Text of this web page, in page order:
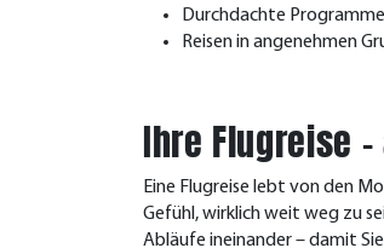
Durchdachte
Reisen in angenehmen
Ihre Flugreise
Eine Flugreise lebt von den
Gefühl, wirklich weit weg zu
Abläufe ineinander – damit